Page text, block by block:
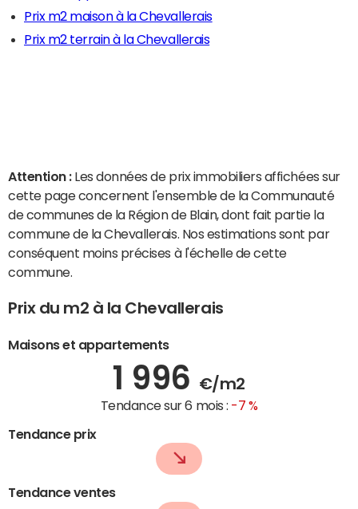
Prix m2 maison à la Chevallerais
Prix m2 terrain à la Chevallerais
Attention : Les données de prix immobiliers affichées sur
cette page concernent l'ensemble de la Communauté
de communes de la Région de Blain, dont fait partie la
commune de la Chevallerais. Nos estimations sont par
conséquent moins précises à l'échelle de cette
commune.
Prix du m2 à la Chevallerais
Maisons et appartements
1 996 €/m2
Tendance sur 6 mois : -7 %
Tendance prix
Tendance ventes